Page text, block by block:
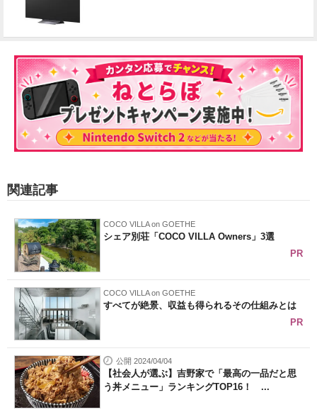
関連記事
COCO VILLA on GOETHE
シェア別荘「COCO VILLA Owners」3選
PR
COCO VILLA on GOETHE
すべてが絶景、収益も得られるその仕組みとは
PR
公開 2024/04/04
【社会人が選ぶ】吉野家で「最高の一品だと思
う丼メニュー」ランキングTOP16！ ...